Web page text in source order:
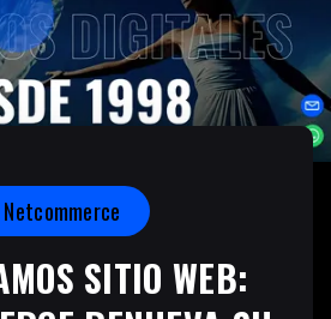
Netcommerce
SITIO WEB: